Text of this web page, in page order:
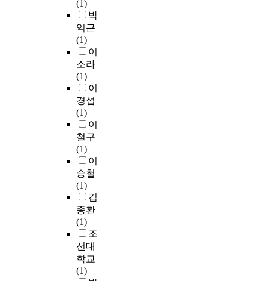
(1)
박
익근
(1)
이
소라
(1)
이
경섭
(1)
이
철구
(1)
이
승철
(1)
김
종환
(1)
조
선대
학교
(1)